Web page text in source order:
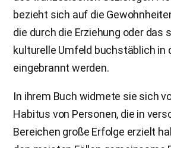
bezieht sich auf die
die durch die Erziehung oder das
kulturelle Umfeld buchstäblich in
eingebrannt werden.
In ihrem Buch widmete sie sich
Habitus von Personen, die in
Bereichen große Erfolge erzielt